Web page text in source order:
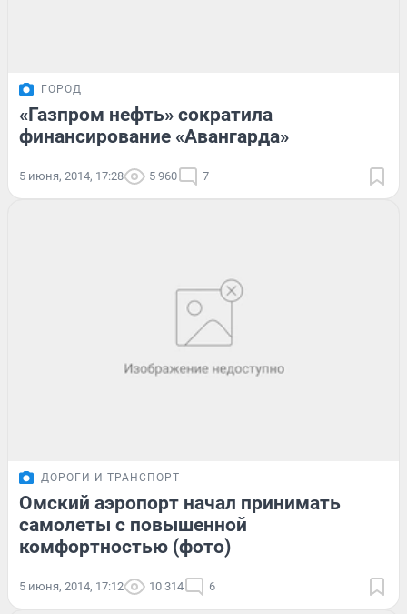
ГОРОД
«Газпром нефть» сократила
финансирование «Авангарда»
5 июня, 2014, 17:28 5 960 7
ДОРОГИ И ТРАНСПОРТ
Омский аэропорт начал принимать
самолеты с повышенной
комфортностью (фото)
5 июня, 2014, 17:12 10 314 6